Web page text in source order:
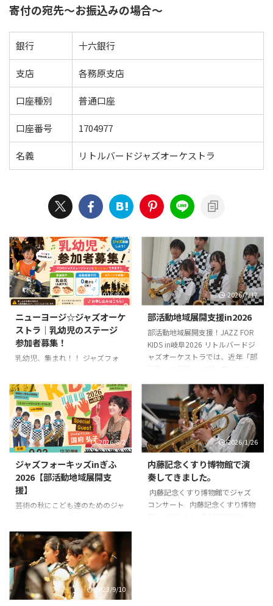
寄付の宛先〜お振込みの場合〜
銀行 十六銀行
支店 各務原支店
口座種別 普通口座
口座番号 1704977
名義 リトルバードジャズオーケストラ
2026/8/1
ニューヨージ☆ジャズオーケ
ストラ｜乳幼児のステージ
参加者募集！
乳幼児、集まれ！！ ジャズフォ
に参加してくれる乳幼児を募集し
ます。 楽器経験はもちろん不
問！当日は、足で踏んで音が鳴る
楽器や様々なおもちゃの楽器をご
用意します。 0歳からも保護者同
伴でご参加いただけます。参加費
は無料です。お席の観覧の場合
は、通常チケットをご購入くださ
い。 前代未聞の乳幼児とプロの
ジャズミュージシャンのセッショ
ンにぜひ参加してみませんか？
2026/7/17
部活動地域展開支援in2026
部活動地域展開支援！JAZZ FOR
KIDS in岐阜2026 リトルバードジ
ャズオーケストラでは、近年「部
展開は、学校の先生の働き方改革
の一環として全国で進められてい
る取り組みです。 先生方は授業
や学級運営だけでも多忙です。そ
のうえ放課後や休日の部活動まで
担当すると、十分な休息時間を確
保することが難しくなります。
もちろん、部活動を教えたくて教
員になった先生もいます。しかし
全員がそうではありません。 こ
2026/8/2
ジャズフォーキッズinぎふ
2026【部活動地域展開支
援】
芸術の秋にこども達のためのジャ
予約はこちら TEKET（チケット
販売サイトに移ります） ジャズ
フォーキッズ in ぎふ2026〜部活
動地域展開支援〜 【日時】2026
年9月23日（水・祝）14時開演
13時30分開場/16時終演予定
【場所】プリニーの市民会館（岐
2026/1/26
内藤記念くすり博物館で演
奏してきました。
内藤記念くすり博物館でジャズ
コンサート 内藤記念くすり博物
2023/9/10